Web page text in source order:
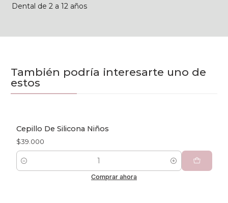
Dental de 2 a 12 años
También podría interesarte uno de
estos
Cepillo De Silicona Niños
$39.000
Cantidad
Comprar ahora